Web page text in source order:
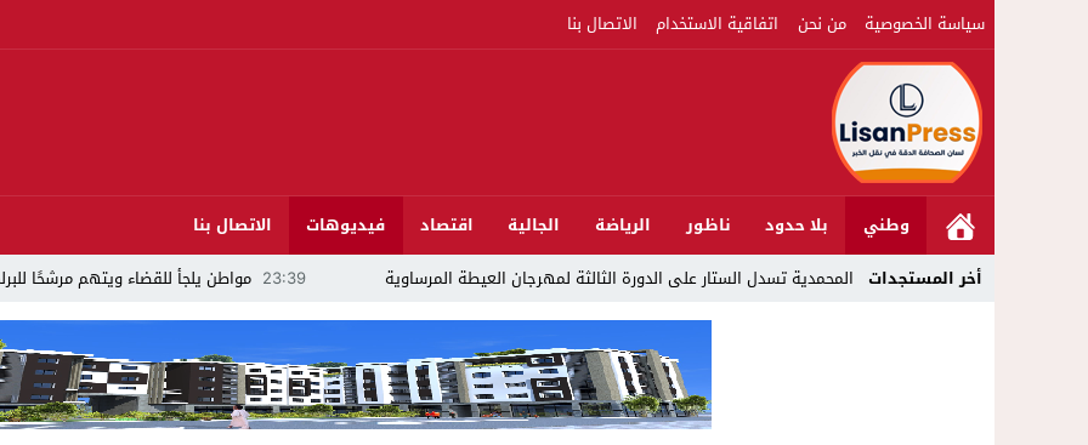
سياسة الخصوصية من نحن اتفاقية الاستخدام الاتصال بنا
وطني بلا حدود ناظور الرياضة الجالية اقتصاد فيديوهات
الاتصال بنا
أخر المستجدات
23:39 مواطن يلجأ للقضاء ويتهم مرشحًا للبرلمان بالدريوش بالاستيلاء على 22 المحمدية تسدل الستار على الدورة الثالثة لمهرجان العيطة المرساوية